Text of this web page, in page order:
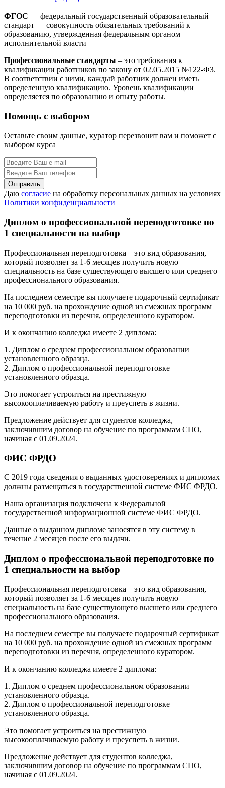
ФГОС — федеральный государственный образовательный
стандарт — совокупность обязательных требований к
образованию, утвержденная федеральным органом
исполнительной власти
Профессиональные стандарты – это требования к
квалификации работников по закону от 02.05.2015 №122-ФЗ.
В соответствии с ними, каждый работник должен иметь
определенную квалификацию. Уровень квалификации
определяется по образованию и опыту работы.
Помощь с выбором
Оставьте своим данные, куратор перезвонит вам и поможет с
выбором курса
Даю согласие на обработку персональных данных на условиях
Политики конфиденциальности
Диплом о профессиональной переподготовке по
1 специальности на выбор
Профессиональная переподготовка – это вид образования,
который позволяет за 1-6 месяцев получить новую
специальность на базе существующего высшего или среднего
профессионального образования.
На последнем семестре вы получаете подарочный сертификат
на 10 000 руб. на прохождение одной из смежных программ
переподготовки из перечня, определенного куратором.
И к окончанию колледжа имеете 2 диплома:
1. Диплом о среднем профессиональном образовании
установленного образца.
2. Диплом о профессиональной переподготовке
установленного образца.
Это помогает устроиться на престижную
высокооплачиваемую работу и преуспеть в жизни.
Предложение действует для студентов колледжа,
заключившим договор на обучение по программам СПО,
начиная с 01.09.2024.
ФИС ФРДО
С 2019 года сведения о выданных удостоверениях и дипломах
должны размещаться в государственной системе ФИС ФРДО.
Наша организация подключена к Федеральной
государственной информационной системе ФИС ФРДО.
Данные о выданном дипломе заносятся в эту систему в
течение 2 месяцев после его выдачи.
Диплом о профессиональной переподготовке по
1 специальности на выбор
Профессиональная переподготовка – это вид образования,
который позволяет за 1-6 месяцев получить новую
специальность на базе существующего высшего или среднего
профессионального образования.
На последнем семестре вы получаете подарочный сертификат
на 10 000 руб. на прохождение одной из смежных программ
переподготовки из перечня, определенного куратором.
И к окончанию колледжа имеете 2 диплома:
1. Диплом о среднем профессиональном образовании
установленного образца.
2. Диплом о профессиональной переподготовке
установленного образца.
Это помогает устроиться на престижную
высокооплачиваемую работу и преуспеть в жизни.
Предложение действует для студентов колледжа,
заключившим договор на обучение по программам СПО,
начиная с 01.09.2024.